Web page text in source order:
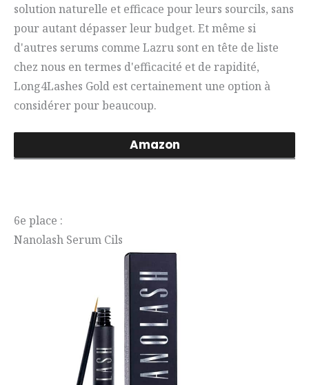
solution naturelle et efficace pour leurs sourcils, sans
pour autant dépasser leur budget. Et même si
d'autres serums comme Lazru sont en tête de liste
chez nous en termes d'efficacité et de rapidité,
Long4Lashes Gold est certainement une option à
considérer pour beaucoup.
Amazon
6e place :
Nanolash Serum Cils